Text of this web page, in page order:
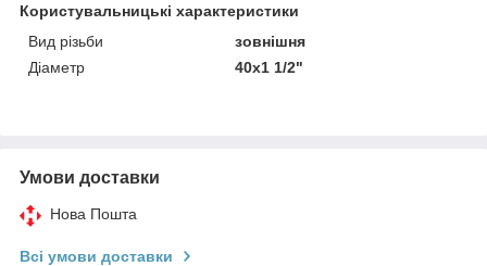
Користувальницькі характеристики
Вид різьби
зовнішня
Діаметр
40х1 1/2"
Умови доставки
Нова Пошта
Всі умови доставки